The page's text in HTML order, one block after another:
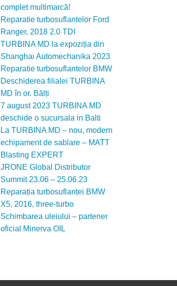
complet multimarcă!
Reparatie turbosuflantelor Ford
Ranger, 2018 2.0 TDI
TURBINA MD la expoziția din
Shanghai Automechanika 2023
Reparatie turbosuflantelor BMW
Deschiderea filialei TURBINA
MD în or. Bălți
7 august 2023 TURBINA MD
deschide o sucursala in Balti
La TURBINA MD – nou, modern
echipament de sablare – MATT
Blasting EXPERT
JRONE Global Distributor
Summit 23.06 – 25.06.23
Reparația turbosuflanței BMW
X5, 2016, three-turbo
Schimbarea uleiului – partener
oficial Minerva OIL